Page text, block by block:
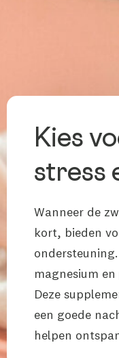
Kies
stress
Wanneer de
kort, bieden
magnesium
Deze
een goede
helpen